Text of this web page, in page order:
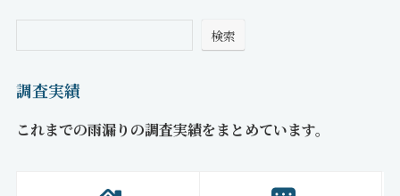
検索
調査実績
これまでの雨漏りの調査実績をまとめています。